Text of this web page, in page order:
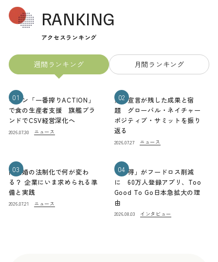
RANKING
アクセスランキング
週間ランキング 月間ランキング
01
キリン「一番搾りACTION」
で食の生産者支援 旗艦ブラ
ンドでCSV経営深化へ
2026.07.30 ニュース
02
熊本宣言が残した成果と宿
題 グローバル・ネイチャー
ポジティブ・サミットを振り
返る
2026.07.27 ニュース
03
同性婚の法制化で何が変わ
る？ 企業にいま求められる準
備と実践
2026.07.21 ニュース
04
「お得」がフードロス削減
に 60万人登録アプリ、Too
Good To Go日本急拡大の理
由
2026.08.03 インタビュー